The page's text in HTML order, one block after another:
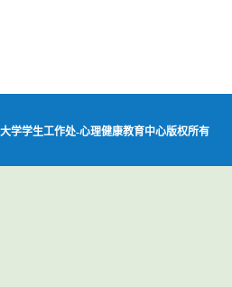
学学生工作处-心理健康教育中心版权所有